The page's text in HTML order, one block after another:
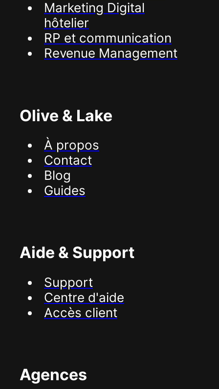
Marketing Digital
hôtelier
RP et communication
Revenue Management
Olive & Lake
À propos
Contact
Blog
Guides
Aide & Support
Support
Centre d'aide
Accès client
Agences